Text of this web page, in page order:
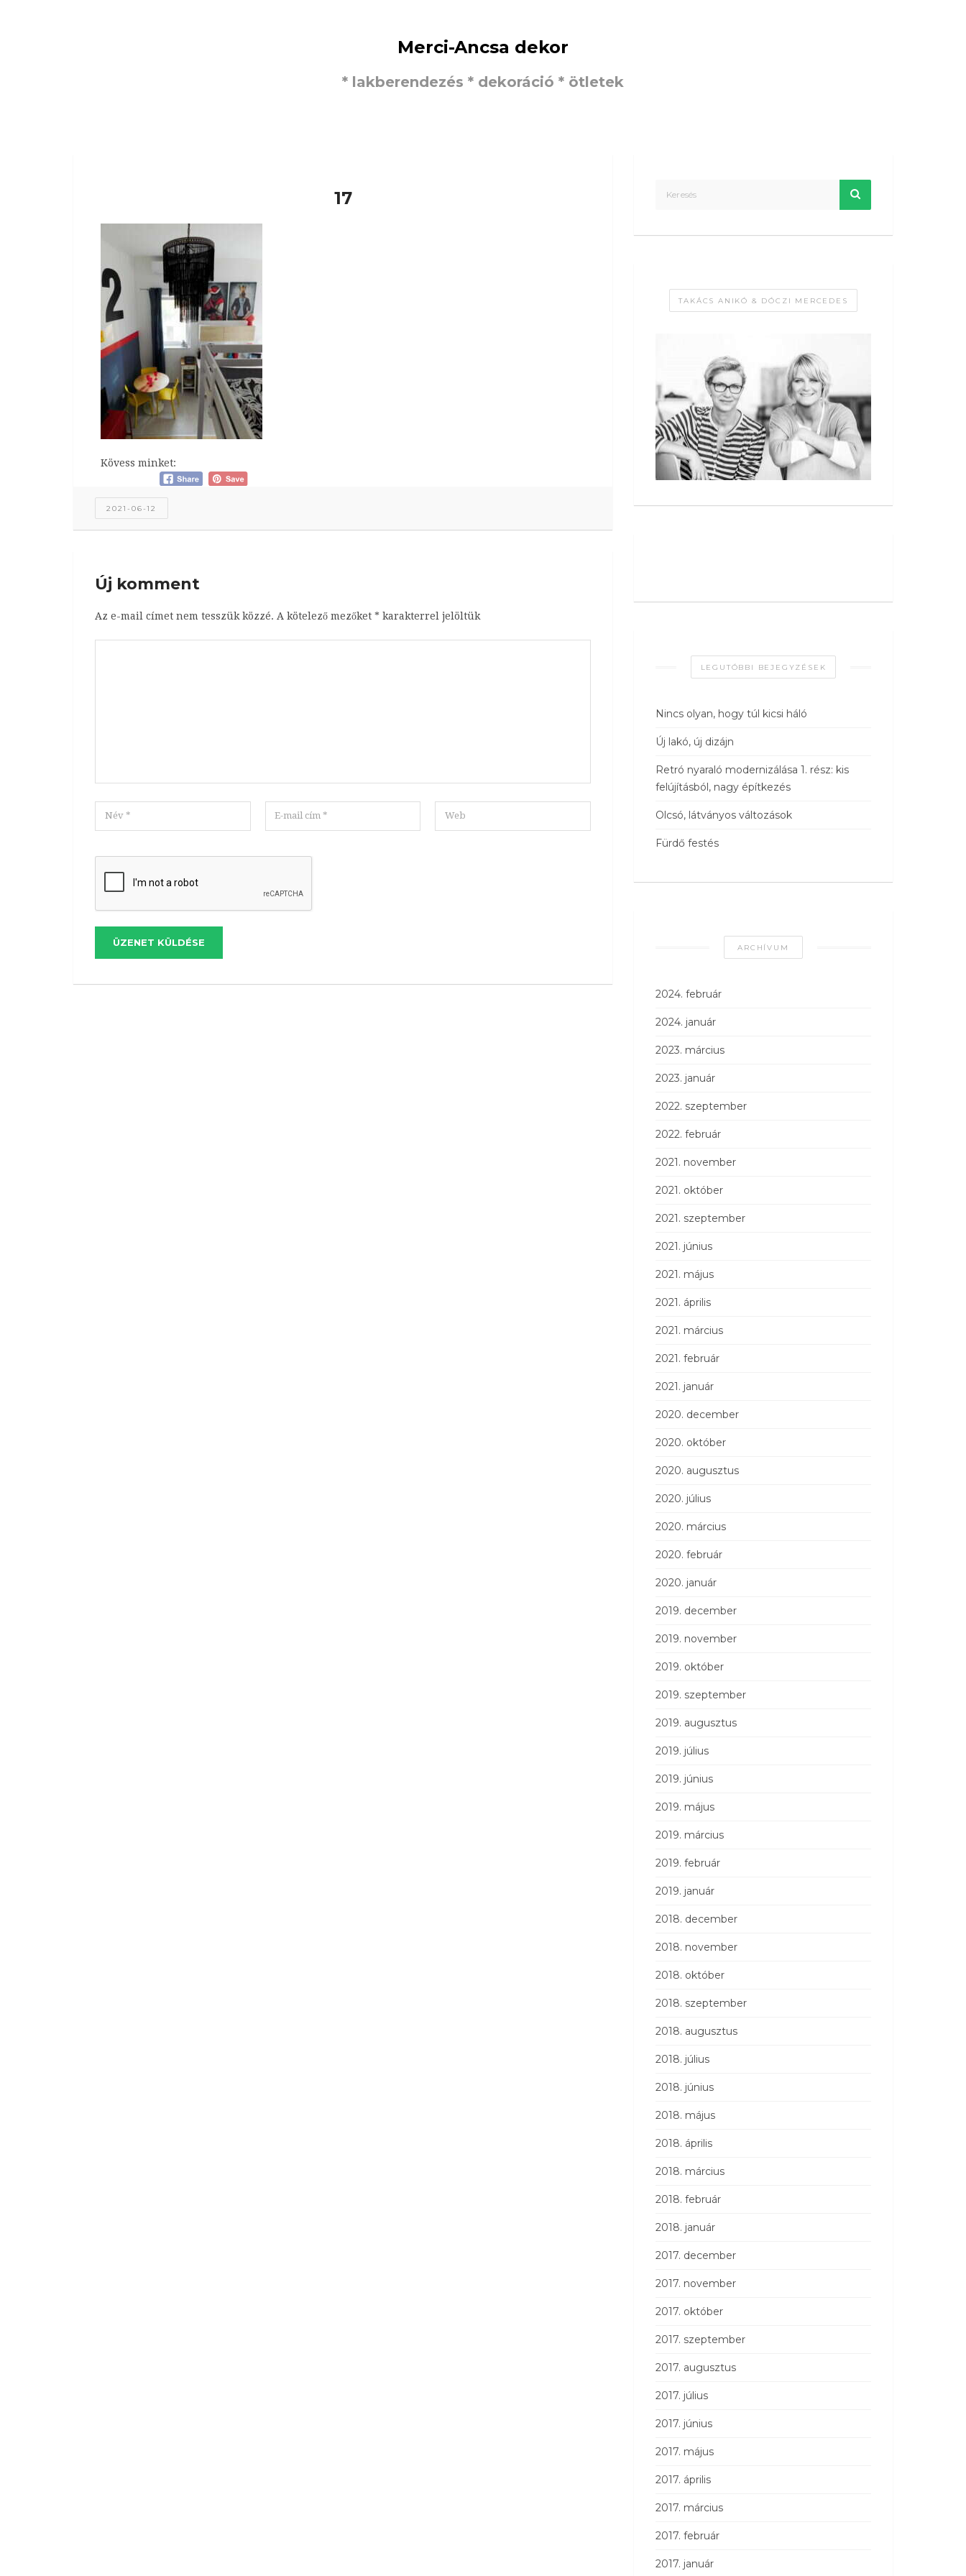
Merci-Ancsa dekor
* lakberendezés * dekoráció * ötletek
17
Kövess minket:
2021-06-12
Új komment
Az e-mail címet nem tesszük közzé. A kötelező mezőket * karakterrel jelöltük
ÜZENET KÜLDÉSE
TAKÁCS ANIKÓ & DÓCZI MERCEDES
LEGUTÓBBI BEJEGYZÉSEK
Nincs olyan, hogy túl kicsi háló
Új lakó, új dizájn
Retró nyaraló modernizálása 1. rész: kis
felújításból, nagy építkezés
Olcsó, látványos változások
Fürdő festés
ARCHÍVUM
2024. február
2024. január
2023. március
2023. január
2022. szeptember
2022. február
2021. november
2021. október
2021. szeptember
2021. június
2021. május
2021. április
2021. március
2021. február
2021. január
2020. december
2020. október
2020. augusztus
2020. július
2020. március
2020. február
2020. január
2019. december
2019. november
2019. október
2019. szeptember
2019. augusztus
2019. július
2019. június
2019. május
2019. március
2019. február
2019. január
2018. december
2018. november
2018. október
2018. szeptember
2018. augusztus
2018. július
2018. június
2018. május
2018. április
2018. március
2018. február
2018. január
2017. december
2017. november
2017. október
2017. szeptember
2017. augusztus
2017. július
2017. június
2017. május
2017. április
2017. március
2017. február
2017. január